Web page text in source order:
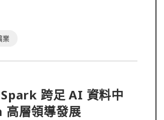
業
跨足 AI 資料中
層領導發展